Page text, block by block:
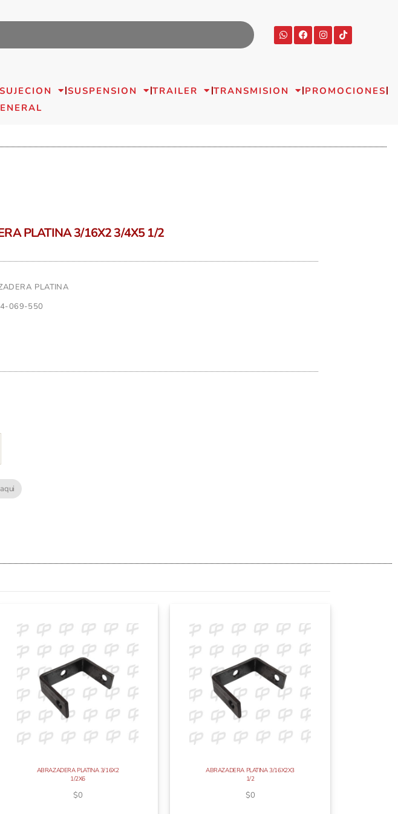
SUJECION SUSPENSION TRAILER TRANSMISION
PROMOCIONES
PLATINA 3/16X2 3/4X5 1/2
PLATINA
069-550
ABRAZADERA PLATINA 3/16X2
1/2X6
$0
ABRAZADERA PLATINA 3/16X2X3
1/2
$0